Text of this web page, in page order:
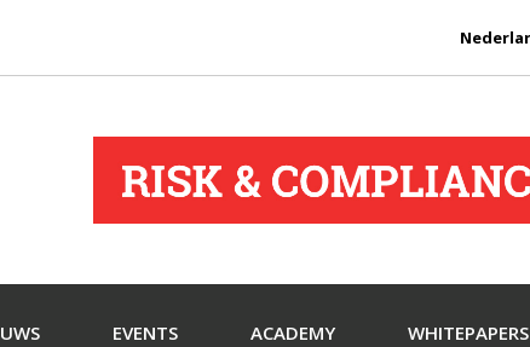
EVENTS ACADEMY WHITEPAPERS